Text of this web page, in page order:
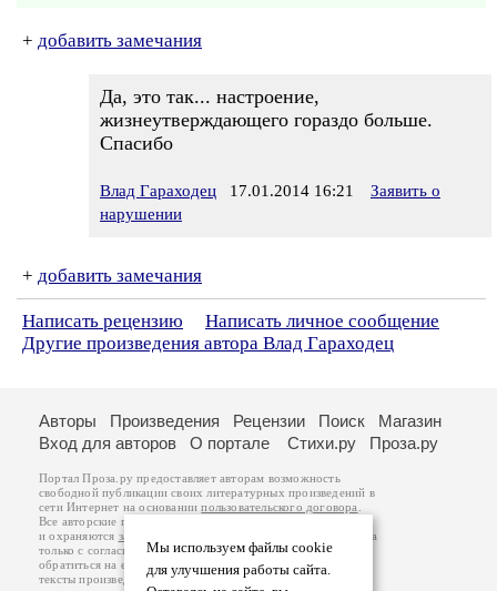
+ добавить замечания
Да, это так... настроение,
жизнеутверждающего гораздо больше.
Спасибо
Влад Гараходец 17.01.2014 16:21
Заявить о
нарушении
+ добавить замечания
Написать рецензию
Написать личное сообщение
Другие произведения автора Влад Гараходец
Мы используем файлы cookie
для улучшения работы сайта.
Авторы Произведения Рецензии Поиск
Магазин
Вход для авторов
О портале Стихи.ру Проза.ру
Портал Проза.ру предоставляет авторам возможность
свободной публикации своих литературных произведений в
сети Интернет на основаниипользовательского договора
Все авторские права на произведения принадлежат авторам
и охраняются законом
. Перепечатка произведений возможна
только с согласия его автора, к которому вы можете
обратиться на его авторской странице. Ответственность за
тексты произведений авторы несут самостоятельно на